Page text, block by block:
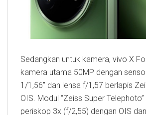
Sedangkan untuk kamera, vivo X
kamera utama 50MP dengan
1/1,56” dan lensa f/1,57 berlapis
OIS. Modul “Zeiss Super
periskop 3x (f/2,55) dengan OIS